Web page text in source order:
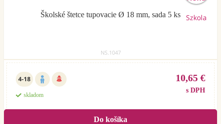
Školské štetce tupovacie Ø 18 mm, sada 5 ks
NS.1047
4-18
skladom
10,65 €
s DPH